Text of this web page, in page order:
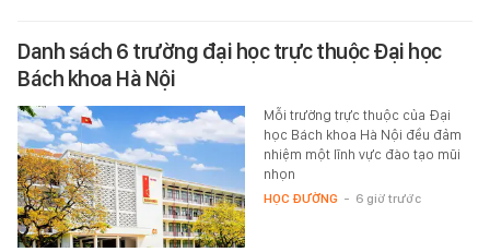
Danh sách 6 trường đại học trực thuộc Đại học
Bách khoa Hà Nội
Mỗi trường trực thuộc của Đại
học Bách khoa Hà Nội đều đảm
nhiệm một lĩnh vực đào tạo mũi
nhọn
HỌC ĐƯỜNG - 6 giờ trước